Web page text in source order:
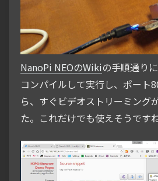
NanoPi NEOのWikiの手順通り
コンパイルして実行し、ポート
ら、すぐビデオストリーミング
た。これだけでも使えそうですね